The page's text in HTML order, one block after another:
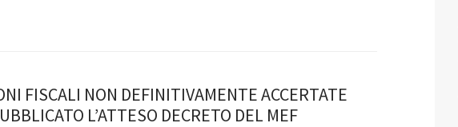
FISCALI NON DEFINITIVAMENTE ACCERTATE
L’ATTESO DECRETO DEL MEF